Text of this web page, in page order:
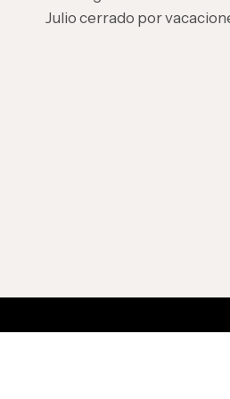
Julio cerrado por